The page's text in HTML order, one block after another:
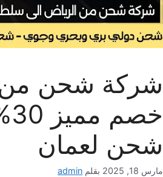
شركة شحن من
شحن لعمان
مارس 18, 2025 بقلم admin